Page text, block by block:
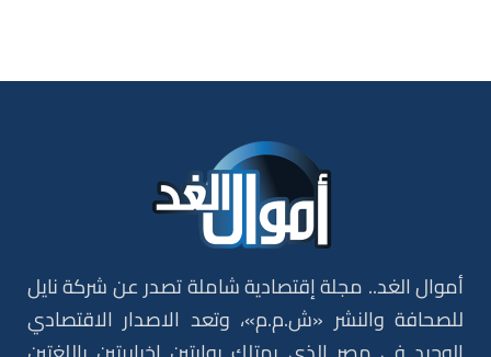
أموال الغد.. مجلة إقتصادية شاملة تصدر عن شركة نايل
للصحافة والنشر «ش.م.م»، وتعد الاصدار الاقتصادي